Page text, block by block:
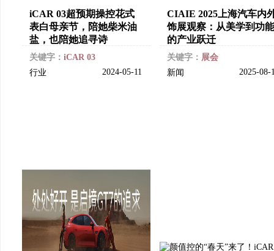
iCAR 03超预期操控花式
表白母亲节，陪她柴米油
盐，也陪她追寻诗
关键字： iCAR 03
行业
2024-05-11
CIAIE 2025上海汽车内
饰展观察：从美学到功能
的产业跃迁
关键字： 展会
新闻
2025-